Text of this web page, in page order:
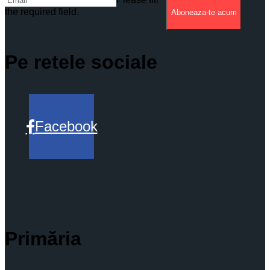
the required field.
Aboneaza-te acum
Pe retele sociale
Facebook
Primăria